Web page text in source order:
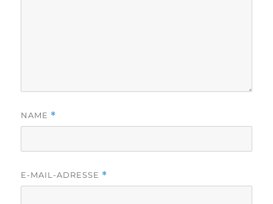
NAME *
E-MAIL-ADRESSE *